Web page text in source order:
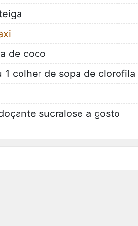
de coco
1 colher de sopa de clorofila
sucralose a gosto